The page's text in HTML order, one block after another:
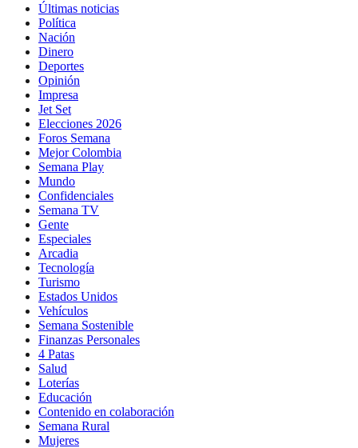
Últimas noticias
Política
Nación
Dinero
Deportes
Opinión
Impresa
Jet Set
Elecciones 2026
Foros Semana
Mejor Colombia
Semana Play
Mundo
Confidenciales
Semana TV
Gente
Especiales
Arcadia
Tecnología
Turismo
Estados Unidos
Vehículos
Semana Sostenible
Finanzas Personales
4 Patas
Salud
Loterías
Educación
Contenido en colaboración
Semana Rural
Mujeres